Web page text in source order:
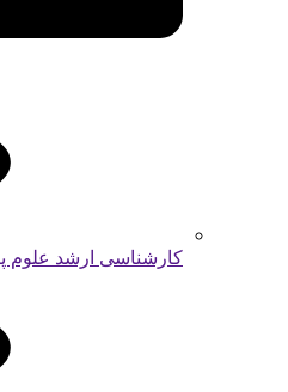
کارشناسی ارشد علوم